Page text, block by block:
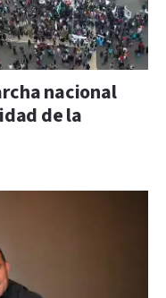
nacional
de la